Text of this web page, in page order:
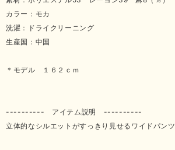
カラー：モカ
洗濯：ドライクリーニング
生産国：中国
＊モデル １６２ｃｍ
---------- アイテム説明 ----------
立体的なシルエットがすっきり見せるワイドパンツ